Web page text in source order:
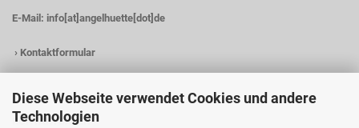
Diese Webseite verwendet Cookies und andere
Technologien
E-Mail: info[at]angelhuette[dot]de
› Kontaktformular
KONTAKTDATEN